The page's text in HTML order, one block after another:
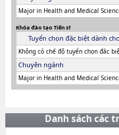
Major in Health and Medical
Khóa đào tạo Tiến sĩ
Tuyển chọn đặc biệt dành
Không có chế độ tuyển chọn đăc
Chuyên ngành
Major in Health and Medical
Danh sách các